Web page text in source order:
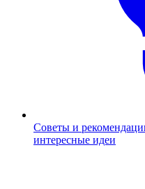
Советы и
интересные идеи